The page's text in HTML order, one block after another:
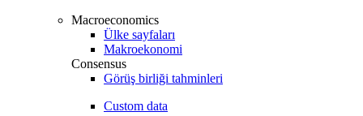
Macroeconomics
Ülke sayfaları
Makroekonomi
Consensus
Görüş birliği tahminleri
Custom data